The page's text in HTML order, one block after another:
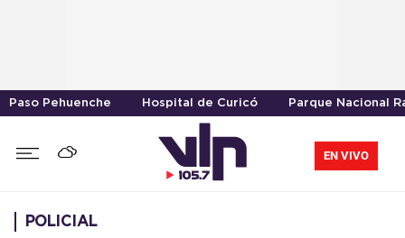
Paso Pehuenche Hospital de Curicó Parque Nacional
EN VIVO
POLICIAL